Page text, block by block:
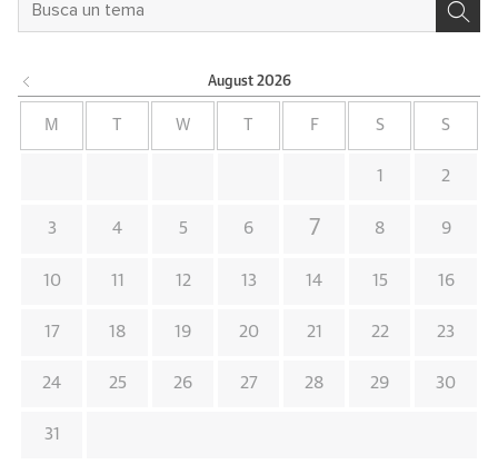
August 2026
M W F S S
1 2
3 4 5 6 7 8 9
10 11 12 13 14 15 16
17 18 19 20 21 22 23
24 25 26 27 28 29 30
31